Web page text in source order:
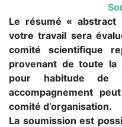
Le résumé «
votre travail sera
comité scientifique
provenant de toute la
pour habitude de
accompagnement
comité d’organisation.
La soumission est